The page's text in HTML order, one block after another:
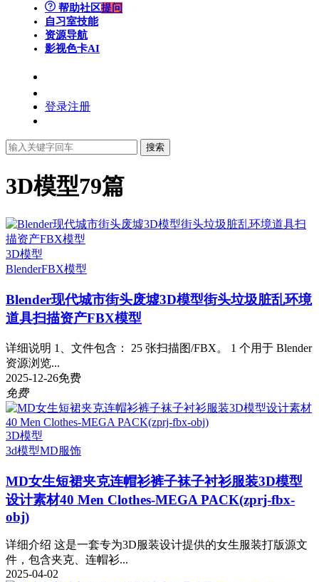
帮助社区提问
自习室技能
资源导航
影视色卡AI
登录注册
搜索
3D模型79篇
3D模型
BlenderFBX模型
Blender现代城市街头废墟3D模型街头垃圾脏乱环境
道具扫描资产FBX模型
详细说明 1、文件包含： 25 张扫描图/FBX。 1 个用于 Blender
资源浏览...
2025-12-26免费
免费
3D模型
3d模型MD服饰
MD女生短裙夹克连帽衫裤子袜子衬衫服装3D模型
设计素材40 Men Clothes-MEGA PACK(zprj-fbx-
obj)
详细介绍 这是一套专为3D服装设计提供的女生服装打版源文
件，包含夹克、连帽衫...
2025-04-02